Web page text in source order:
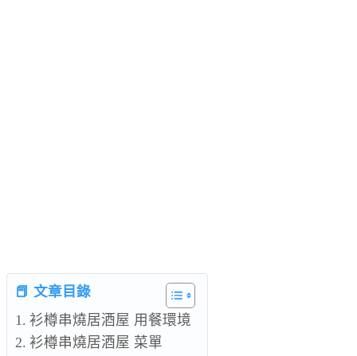
📕 文章目錄
衫樽串燒居酒屋 用餐環境
衫樽串燒居酒屋 菜單